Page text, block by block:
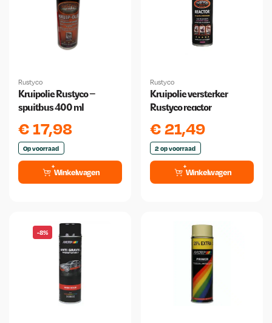
Rustyco
Kruipolie Rustyco –
spuitbus 400 ml
€17,98
Op voorraad
Winkelwagen
Rustyco
Kruipolie versterker
Rustyco reactor
€21,49
2 op voorraad
Winkelwagen
-8%